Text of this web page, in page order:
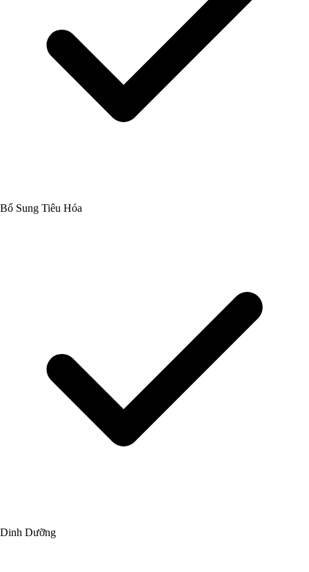
Bổ Sung Tiêu Hóa
Dinh Dưỡng